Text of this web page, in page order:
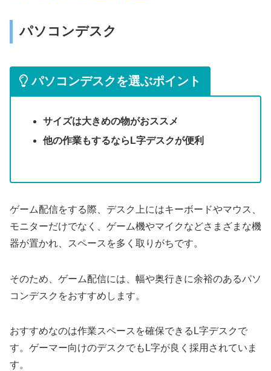
パソコンデスク
パソコンデスクを選ぶポイント
サイズは大きめの物がおススメ
他の作業もするならL字デスクが便利
ゲーム配信をする際、デスク上にはキーボードやマウス、
モニターだけでなく、ゲーム機やマイクなどさまざまな機
器が置かれ、スペースを多く取りがちです。
そのため、ゲーム配信には、幅や奥行きに余裕のあるパソ
コンデスクをおすすめします。
おすすめなのは作業スペースを確保できるL字デスクで
す。ゲーマー向けのデスクでもL字が良く採用されていま
す。